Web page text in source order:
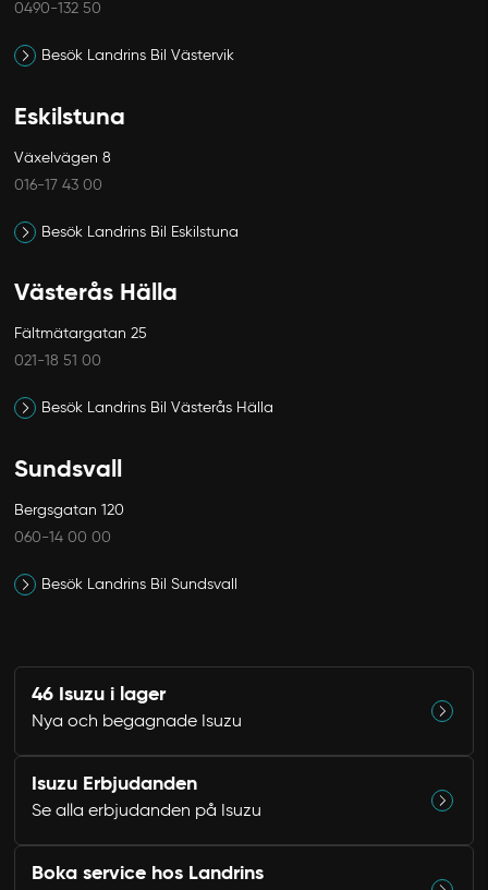
0490-132 50
Besök Landrins Bil Västervik
Eskilstuna
Växelvägen 8
016-17 43 00
Besök Landrins Bil Eskilstuna
Västerås Hälla
Fältmätargatan 25
021-18 51 00
Besök Landrins Bil Västerås Hälla
Sundsvall
Bergsgatan 120
060-14 00 00
Besök Landrins Bil Sundsvall
46 Isuzu i lager
Nya och begagnade Isuzu
Isuzu Erbjudanden
Se alla erbjudanden på Isuzu
Boka service hos Landrins